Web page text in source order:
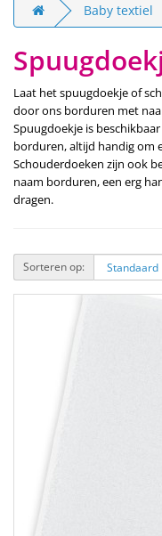
Baby textiel
Laat het spuugdoekje of
door ons borduren met
Spuugdoekje is
borduren, altijd handig om
Schouderdoeken zijn ook
naam borduren, een erg
dragen.
Sorteren op: